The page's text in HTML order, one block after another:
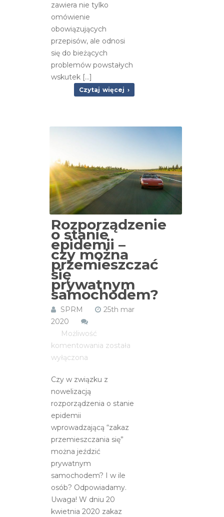
zawiera nie tylko
omówienie
obowiązujących
przepisów, ale odnosi
się do bieżących
problemów powstałych
wskutek […]
Czytaj więcej ›
Rozporządzenie
o stanie
epidemii –
czy można
przemieszczać
się
prywatnym
samochodem?
SPRM
25th mar
2020
Możliwość
komentowania Rozporządzenie
epidemii
czy
przemieszczać
się
została
wyłączona
Czy w związku z
nowelizacją
rozporządzenia o stanie
epidemii
wprowadzającą “zakaz
przemieszczania się”
można jeździć
prywatnym
samochodem? I w ile
osób? Odpowiadamy.
Uwaga! W dniu 20
kwietnia 2020 zakaz